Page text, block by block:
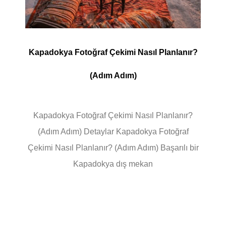
Kapadokya Fotoğraf Çekimi Nasıl Planlanır?
(Adım Adım)
Kapadokya Fotoğraf Çekimi Nasıl Planlanır?
(Adım Adım) Detaylar Kapadokya Fotoğraf
Çekimi Nasıl Planlanır? (Adım Adım) Başarılı bir
Kapadokya dış mekan